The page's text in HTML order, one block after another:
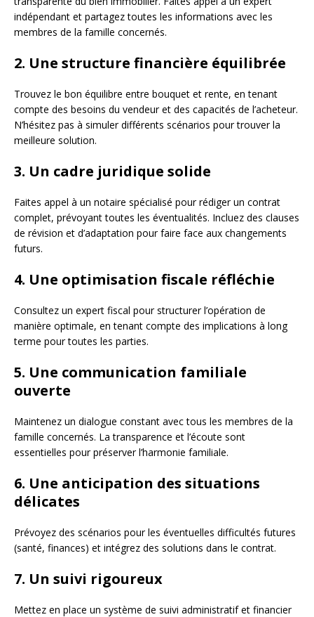
indépendant et partagez toutes les informations avec les
membres de la famille concernés.
2. Une structure financière équilibrée
Trouvez le bon équilibre entre bouquet et rente, en tenant
compte des besoins du vendeur et des capacités de l’acheteur.
N’hésitez pas à simuler différents scénarios pour trouver la
meilleure solution.
3. Un cadre juridique solide
Faites appel à un notaire spécialisé pour rédiger un contrat
complet, prévoyant toutes les éventualités. Incluez des clauses
de révision et d’adaptation pour faire face aux changements
futurs.
4. Une optimisation fiscale réfléchie
Consultez un expert fiscal pour structurer l’opération de
manière optimale, en tenant compte des implications à long
terme pour toutes les parties.
5. Une communication familiale
ouverte
Maintenez un dialogue constant avec tous les membres de la
famille concernés. La transparence et l’écoute sont
essentielles pour préserver l’harmonie familiale.
6. Une anticipation des situations
délicates
Prévoyez des scénarios pour les éventuelles difficultés futures
(santé, finances) et intégrez des solutions dans le contrat.
7. Un suivi rigoureux
Mettez en place un système de suivi administratif et financier